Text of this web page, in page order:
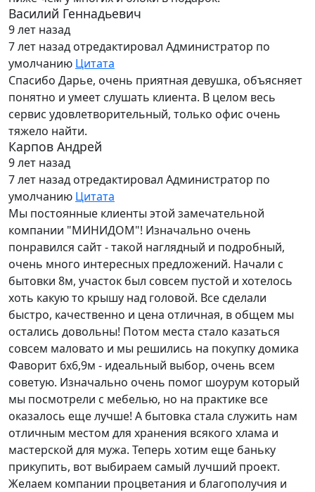
Василий Геннадьевич
9 лет назад
7 лет назад отредактировал Администратор по
умолчанию Цитата
Спасибо Дарье, очень приятная девушка, объясняет
понятно и умеет слушать клиента. В целом весь
сервис удовлетворительный, только офис очень
тяжело найти.
Карпов Андрей
9 лет назад
7 лет назад отредактировал Администратор по
умолчанию Цитата
Мы постоянные клиенты этой замечательной
компании "МИНИДОМ"! Изначально очень
понравился сайт - такой наглядный и подробный,
очень много интересных предложений. Начали с
бытовки 8м, участок был совсем пустой и хотелось
хоть какую то крышу над головой. Все сделали
быстро, качественно и цена отличная, в общем мы
остались довольны! Потом места стало казаться
совсем маловато и мы решились на покупку домика
Фаворит 6х6,9м - идеальный выбор, очень всем
советую. Изначально очень помог шоурум который
мы посмотрели с мебелью, но на практике все
оказалось еще лучше! А бытовка стала служить нам
отличным местом для хранения всякого хлама и
мастерской для мужа. Теперь хотим еще баньку
прикупить, вот выбираем самый лучший проект.
Желаем компании процветания и благополучия и